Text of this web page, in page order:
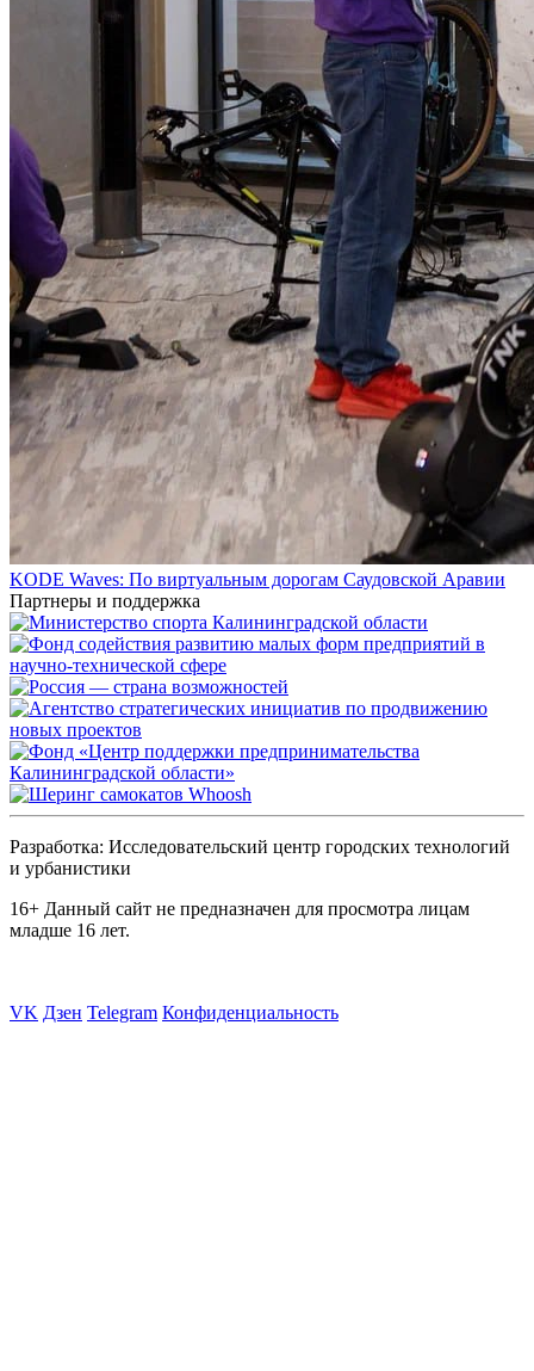
KODE Waves: По виртуальным дорогам Саудовской Аравии
Партнеры и поддержка
Разработка: Исследовательский центр городских технологий
и урбанистики
16+ Данный сайт не предназначен для просмотра лицам
младше 16 лет.
VK Дзен Telegram Конфиденциальность